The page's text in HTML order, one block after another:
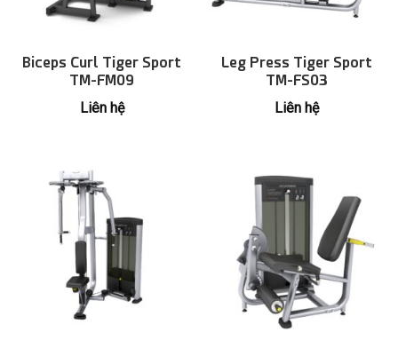
Biceps Curl Tiger Sport
TM-FM09
Liên hệ
Leg Press Tiger Sport
TM-FS03
Liên hệ